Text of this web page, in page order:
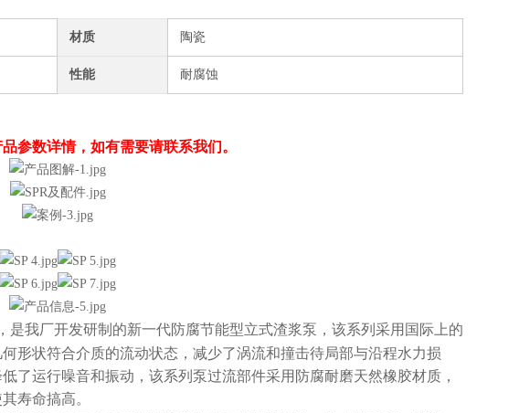
材质 陶瓷
性能 耐腐蚀
参数详情，如有需要请联系我们。
是我厂开发研制的新一代防腐节能型立式渣浆泵，该系列采用国际上的
形状符合介质的流动状态，减少了涡流和撞击待局部与沿程水力损
了运行噪音和振动，该系列泵过流部件采用防腐耐磨天然橡胶材质，
寿命搞高。